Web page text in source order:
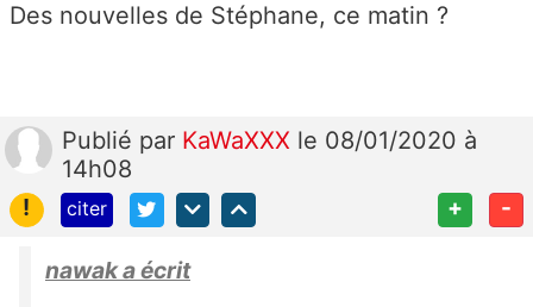
Des nouvelles de Stéphane, ce matin ?
Publié par KaWaXXX le 08/01/2020 à
14h08
!
citer + -
nawak a écrit